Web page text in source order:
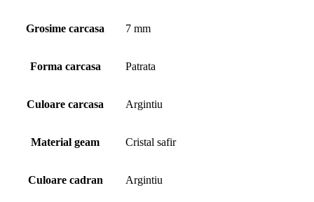
Grosime carcasa 7 mm
Forma carcasa Patrata
Culoare carcasa Argintiu
Material geam Cristal safir
Culoare cadran Argintiu